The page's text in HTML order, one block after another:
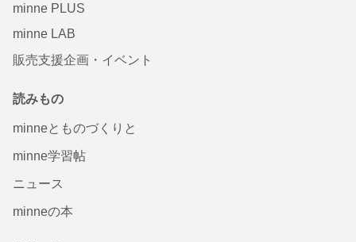
minne PLUS
minne LAB
販売支援企画・イベント
読みもの
minneとものづくりと
minne学習帖
ニュース
minneの本